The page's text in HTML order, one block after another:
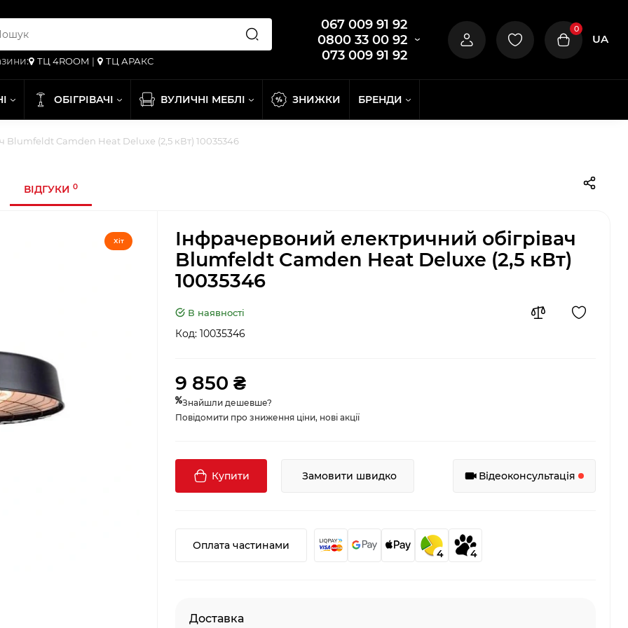
067 009 91 92
0800 33 00 92
073 009 91 92
ТЦ 4ROOM | ТЦ АРАКС
0
UA
ОБІГРІВАЧІ ВУЛИЧНІ МЕБЛІ ЗНИЖКИ БРЕНДИ
Blumfeldt Camden Heat Deluxe (2,5 кВт) 10035346
ВІДГУКИ 0
Хіт
Інфрачервоний електричний обігрівач
Blumfeldt Camden Heat Deluxe (2,5 кВт)
10035346
В наявності
Код: 10035346
9 850 ₴
Знайшли дешевше?
Повідомити про зниження ціни, нові акції
Купити Замовити швидко Відеоконсультація
Оплата частинами
4 4
Доставка